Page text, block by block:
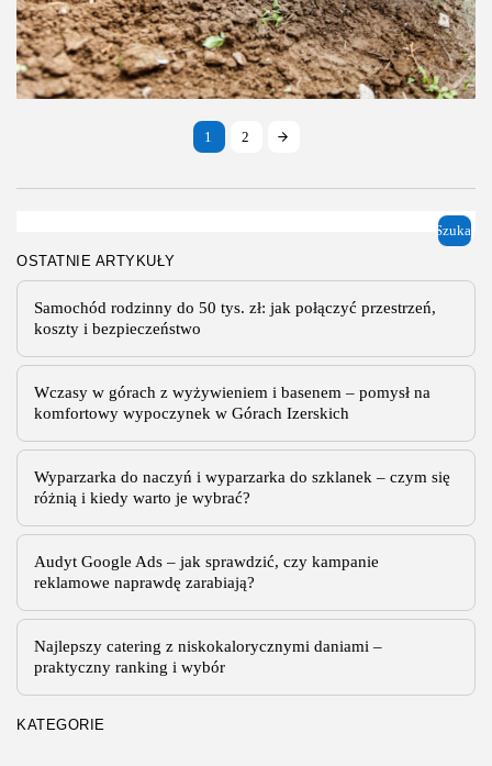
czym jest sedymentacja, jakie są jej rodzaje, jak...
PUBLIKACJA: REDAKCJA LEGOLAS 8 PAŹDZIERNIKA, 2024
Ekologia
Finanse/Biznes
Rekultywacja – Przywracanie Życia
Rekultywacja to proces, który odgrywa kluczową rolę w ochronie
środowiska i zrównoważonym rozwoju. Polega on na
przywracaniu wartości użytkowych i przyrodniczych terenów
zdegradowanych przez działalność człowieka, takich jak kopalnie,
składowiska...
PUBLIKACJA: REDAKCJA 5 PAŹDZIERNIKA, 2024
1 2
Szukaj
OSTATNIE ARTYKUŁY
Samochód rodzinny do 50 tys. zł: jak połączyć przestrzeń,
koszty i bezpieczeństwo
Wczasy w górach z wyżywieniem i basenem – pomysł na
komfortowy wypoczynek w Górach Izerskich
Wyparzarka do naczyń i wyparzarka do szklanek – czym się
różnią i kiedy warto je wybrać?
Audyt Google Ads – jak sprawdzić, czy kampanie
reklamowe naprawdę zarabiają?
Najlepszy catering z niskokalorycznymi daniami –
praktyczny ranking i wybór
KATEGORIE